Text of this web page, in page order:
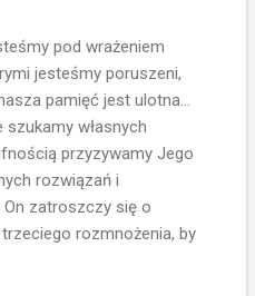
pod wrażeniem
jesteśmy poruszeni,
pamięć jest ulotna...
własnych
przyzywamy Jego
rozwiązań i
On zatroszczy się o
rozmnożenia, by